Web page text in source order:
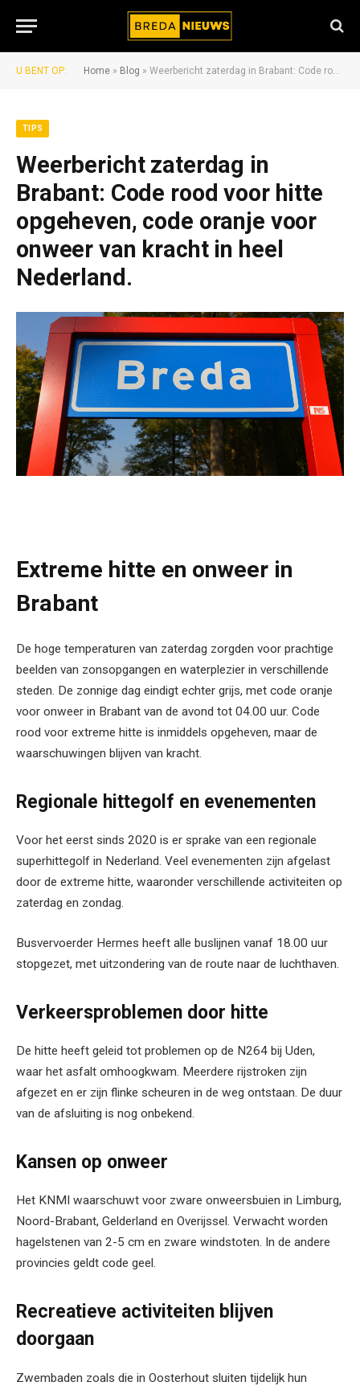
U BENT OP: Home » Blog » Weerbericht zaterdag in Brabant: Code rood voor hitte opgeheven, code oranje voor onweer van kracht in heel Nederland.
TIPS
Weerbericht zaterdag in
Brabant: Code rood voor hitte
opgeheven, code oranje voor
onweer van kracht in heel
Nederland.
Extreme hitte en onweer in
Brabant
De hoge temperaturen van zaterdag zorgden voor prachtige
beelden van zonsopgangen en waterplezier in verschillende
steden. De zonnige dag eindigt echter grijs, met code oranje
voor onweer in Brabant van de avond tot 04.00 uur. Code
rood voor extreme hitte is inmiddels opgeheven, maar de
waarschuwingen blijven van kracht.
Regionale hittegolf en evenementen
Voor het eerst sinds 2020 is er sprake van een regionale
superhittegolf in Nederland. Veel evenementen zijn afgelast
door de extreme hitte, waaronder verschillende activiteiten op
zaterdag en zondag.
Busvervoerder Hermes heeft alle buslijnen vanaf 18.00 uur
stopgezet, met uitzondering van de route naar de luchthaven.
Verkeersproblemen door hitte
De hitte heeft geleid tot problemen op de N264 bij Uden,
waar het asfalt omhoogkwam. Meerdere rijstroken zijn
afgezet en er zijn flinke scheuren in de weg ontstaan. De duur
van de afsluiting is nog onbekend.
Kansen op onweer
Het KNMI waarschuwt voor zware onweersbuien in Limburg,
Noord-Brabant, Gelderland en Overijssel. Verwacht worden
hagelstenen van 2-5 cm en zware windstoten. In de andere
provincies geldt code geel.
Recreatieve activiteiten blijven
doorgaan
Zwembaden zoals die in Oosterhout sluiten tijdelijk hun